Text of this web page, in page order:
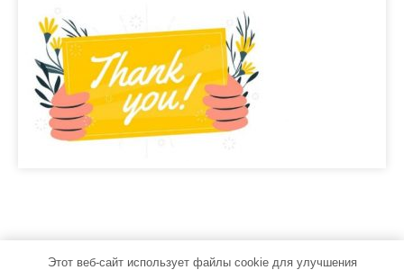
sport-men.ru - Работает на WordPress
Этот веб-сайт использует файлы cookie для улучшения